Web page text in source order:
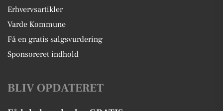
Erhvervsartikler
Varde Kommune
Få en gratis salgsvurdering
Sponsoreret indhold
BLIV OPDATERET